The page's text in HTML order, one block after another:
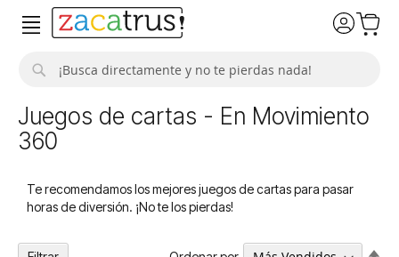
Juegos de cartas - En Movimiento
360
Te recomendamos los mejores juegos de cartas para pasar
horas de diversión. ¡No te los pierdas!